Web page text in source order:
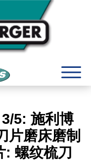
5: 施利博
片磨床磨制
: 螺纹梳刀